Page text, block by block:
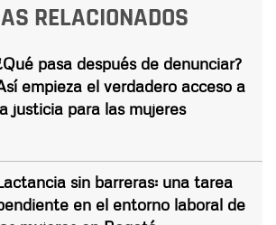
RELACIONADOS
pasa después de denunciar?
empieza el verdadero acceso a
justicia para las mujeres
sin barreras: una tarea
en el entorno laboral de